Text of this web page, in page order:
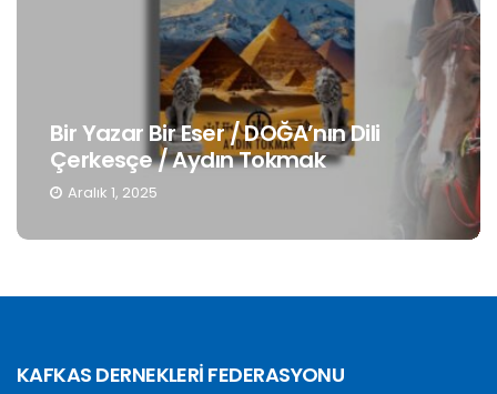
Gençlerin Kimlik Bilinci 3: Anadilin
Muhafazası / Hatough Timaf Dereli
Kasım 19, 2025
KAFKAS DERNEKLERİ FEDERASYONU